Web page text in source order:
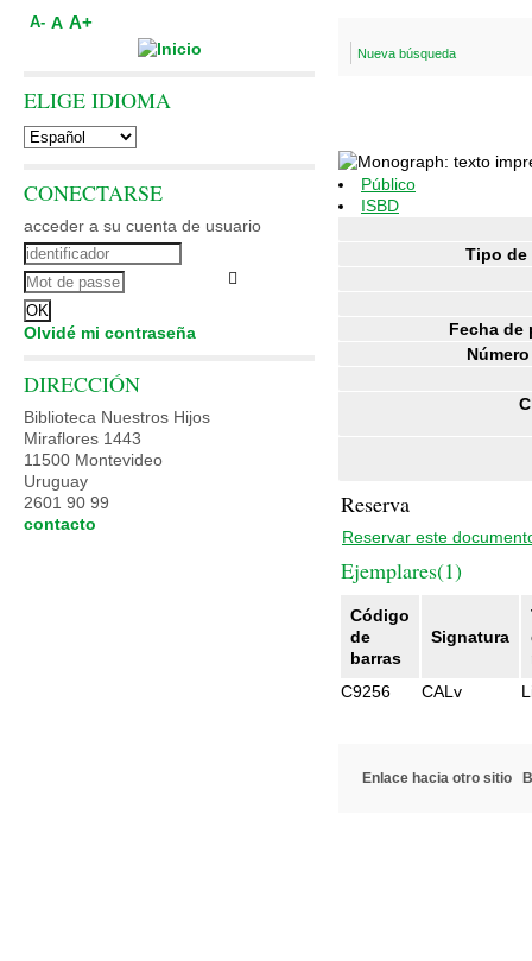
Nueva búsqueda
Público
ISBD
Tipo de
Fecha de
Reserva
Reservar este
Ejemplares(1)
Código
de
barras
Signatura
C9256
CALv
Enlace hacia otro sitio
A- A A+
ELIGE IDIOMA
CONECTARSE
acceder a su cuenta de usuario
Olvidé mi contraseña
DIRECCIÓN
Biblioteca Nuestros Hijos
Miraflores 1443
11500 Montevideo
Uruguay
2601 90 99
contacto